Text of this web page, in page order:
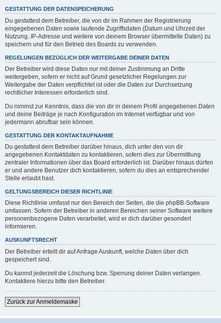
GESTATTUNG DER DATENSPEICHERUNG
Du gestattest dem Betreiber, die von dir im Rahmen der Registrierung
eingegebenen Daten sowie laufende Zugriffsdaten (Datum und Uhrzeit der
Nutzung, IP-Adresse und weitere von deinem Browser übermittelte Daten) zu
speichern und für den Betrieb des Boards zu verwenden.
REGELUNGEN BEZÜGLICH DER WEITERGABE DEINER DATEN
Der Betreiber wird diese Daten nur mit deiner Zustimmung an Dritte
weitergeben, sofern er nicht auf Grund gesetzlicher Regelungen zur
Weitergabe der Daten verpflichtet ist oder die Daten zur Durchsetzung
rechtlicher Interessen erforderlich sind.
Du nimmst zur Kenntnis, dass die von dir in deinem Profil angegebenen Daten
und deine Beiträge je nach Konfiguration im Internet verfügbar und von
jedermann abrufbar sein können.
GESTATTUNG DER KONTAKTAUFNAHME
Du gestattest dem Betreiber darüber hinaus, dich unter den von dir
angegebenen Kontaktdaten zu kontaktieren, sofern dies zur Übermittlung
zentraler Informationen über das Board erforderlich ist. Darüber hinaus dürfen
er und andere Benutzer dich kontaktieren, sofern du dies an entsprechender
Stelle erlaubt hast.
GELTUNGSBEREICH DIESER RICHTLINIE
Diese Richtlinie umfasst nur den Bereich der Seiten, die die phpBB-Software
umfassen. Sofern der Betreiber in anderen Bereichen seiner Software weitere
personenbezogene Daten verarbeitet, wird er dich darüber gesondert
informieren.
AUSKUNFTSRECHT
Der Betreiber erteilt dir auf Anfrage Auskunft, welche Daten über dich
gespeichert sind.
Du kannst jederzeit die Löschung bzw. Sperrung deiner Daten verlangen.
Kontaktiere hierzu bitte den Betreiber.
Zurück zur Anmeldemaske